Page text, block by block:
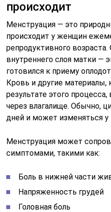
происходит
Менструация — это
происходит у женщин
репродуктивного
внутреннего слоя матки —
готовился к приему
Кровь и другие материалы,
результате этого
через влагалище. Обычно,
дней и может изменяться
Менструация может
симптомами, такими как:
Боль в нижней части
Напряженность грудей
Головная боль